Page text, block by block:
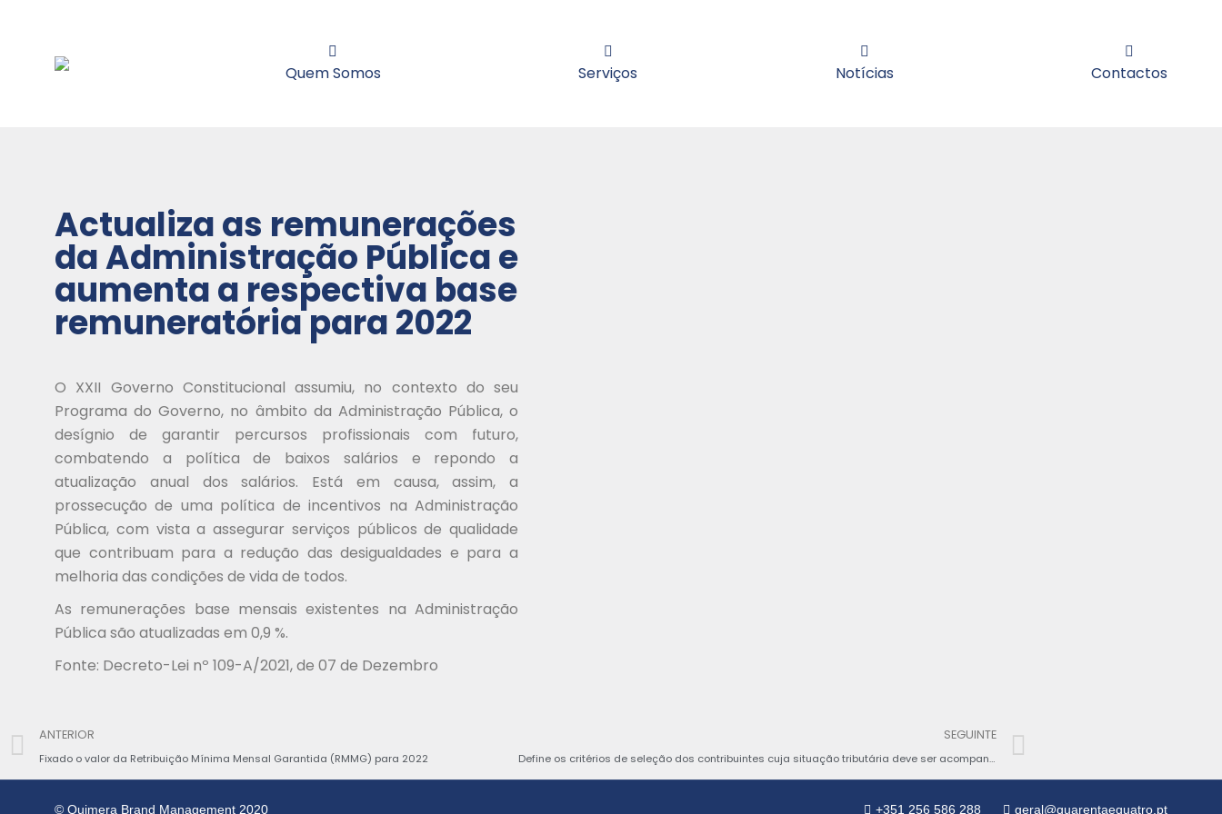
Quem Somos Serviços Notícias Contactos
Actualiza as remunerações
da Administração Pública e
aumenta a respectiva base
remuneratória para 2022
O XXII Governo Constitucional assumiu, no contexto do seu
Programa do Governo, no âmbito da Administração Pública, o
desígnio de garantir percursos profissionais com futuro,
combatendo a política de baixos salários e repondo a
atualização anual dos salários. Está em causa, assim, a
prossecução de uma política de incentivos na Administração
Pública, com vista a assegurar serviços públicos de qualidade
que contribuam para a redução das desigualdades e para a
melhoria das condições de vida de todos.
As remunerações base mensais existentes na Administração
Pública são atualizadas em 0,9 %.
Fonte: Decreto-Lei nº 109-A/2021, de 07 de Dezembro
ANTERIOR
Fixado o valor da Retribuição Mínima Mensal Garantida (RMMG) para 2022
SEGUINTE
Define os critérios de seleção dos contribuintes cuja situação tributária deve ser acompanhada pela Unidade dos Grandes Contribuintes da Autoridade Tributária e Aduaneira
© Quimera Brand Management 2020 +351 256 586 288 geral@quarentaequatro.pt